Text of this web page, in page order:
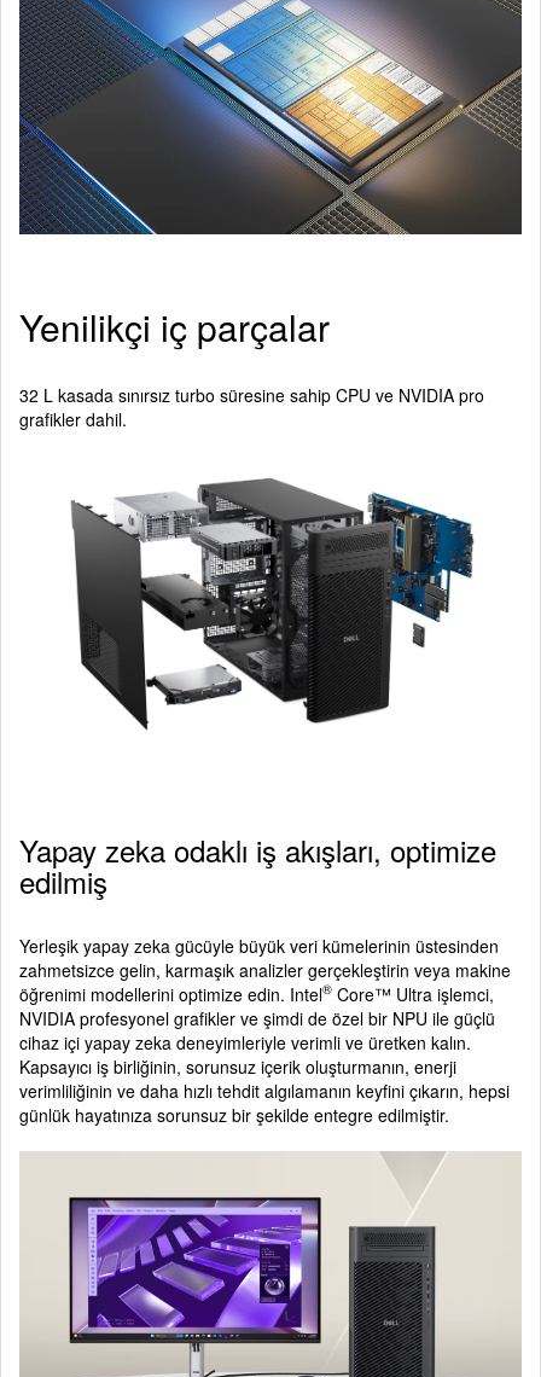
Yenilikçi iç parçalar
32 L kasada sınırsız turbo süresine sahip CPU ve NVIDIA pro
grafikler dahil.
Yapay zeka odaklı iş akışları, optimize
edilmiş
Yerleşik yapay zeka gücüyle büyük veri kümelerinin üstesinden
zahmetsizce gelin, karmaşık analizler gerçekleştirin veya makine
öğrenimi modellerini optimize edin. Intel® Core™ Ultra işlemci,
NVIDIA profesyonel grafikler ve şimdi de özel bir NPU ile güçlü
cihaz içi yapay zeka deneyimleriyle verimli ve üretken kalın.
Kapsayıcı iş birliğinin, sorunsuz içerik oluşturmanın, enerji
verimliliğinin ve daha hızlı tehdit algılamanın keyfini çıkarın, hepsi
günlük hayatınıza sorunsuz bir şekilde entegre edilmiştir.